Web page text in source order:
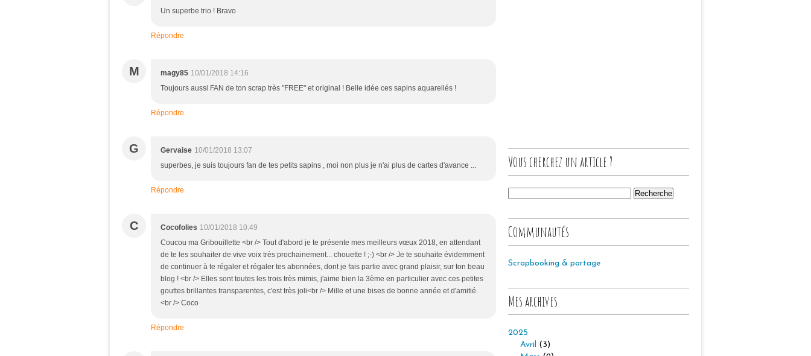
Un superbe trio ! Bravo
Répondre
M magy85 10/01/2018 14:16
Toujours aussi FAN de ton scrap très "FREE" et original ! Belle idée ces sapins aquarellés !
Répondre
G Gervaise 10/01/2018 13:07
superbes, je suis toujours fan de tes petits sapins , moi non plus je n'ai plus de cartes d'avance ...
Répondre
C Cocofolies 10/01/2018 10:49
Coucou ma Gribouillette <br /> Tout d'abord je te présente mes meilleurs vœux 2018, en attendant
de te les souhaiter de vive voix très prochainement... chouette ! ;-) <br /> Je te souhaite évidemment
de continuer à te régaler et régaler tes abonnées, dont je fais partie avec grand plaisir, sur ton beau
blog ! <br /> Elles sont toutes les trois très mimis, j'aime bien la 3ème en particulier avec ces petites
gouttes brillantes transparentes, c'est très joli<br /> Mille et une bises de bonne année et d'amitié.
<br /> Coco
Répondre
Vous cherchez un article ?
Communautés
Scrapbooking & partage
Mes archives
2025
Avril (3)